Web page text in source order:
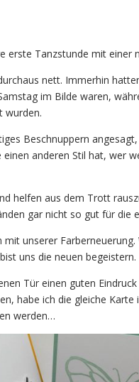
erste Tanzstunde mit einer
nett. Immerhin
im Bilde waren,
wurden.
Beschnuppern
anderen Stil hat, wer
helfen aus dem Trott
gar nicht so gut für die
unserer
uns die neuen begeistern.
Tür einen guten
habe ich die gleiche Karte
werden…